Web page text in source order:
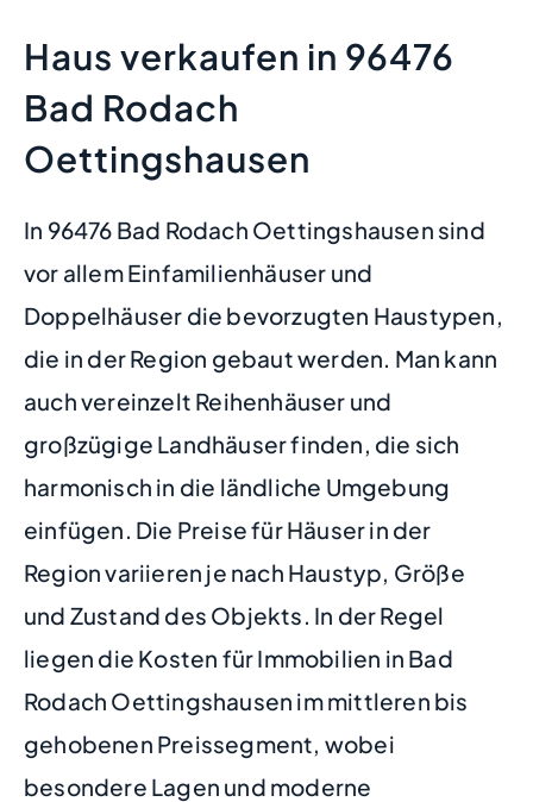
Haus verkaufen in 96476
Bad Rodach
Oettingshausen
In 96476 Bad Rodach Oettingshausen sind
vor allem Einfamilienhäuser und
Doppelhäuser die bevorzugten Haustypen,
die in der Region gebaut werden. Man kann
auch vereinzelt Reihenhäuser und
großzügige Landhäuser finden, die sich
harmonisch in die ländliche Umgebung
einfügen. Die Preise für Häuser in der
Region variieren je nach Haustyp, Größe
und Zustand des Objekts. In der Regel
liegen die Kosten für Immobilien in Bad
Rodach Oettingshausen im mittleren bis
gehobenen Preissegment, wobei
besondere Lagen und moderne